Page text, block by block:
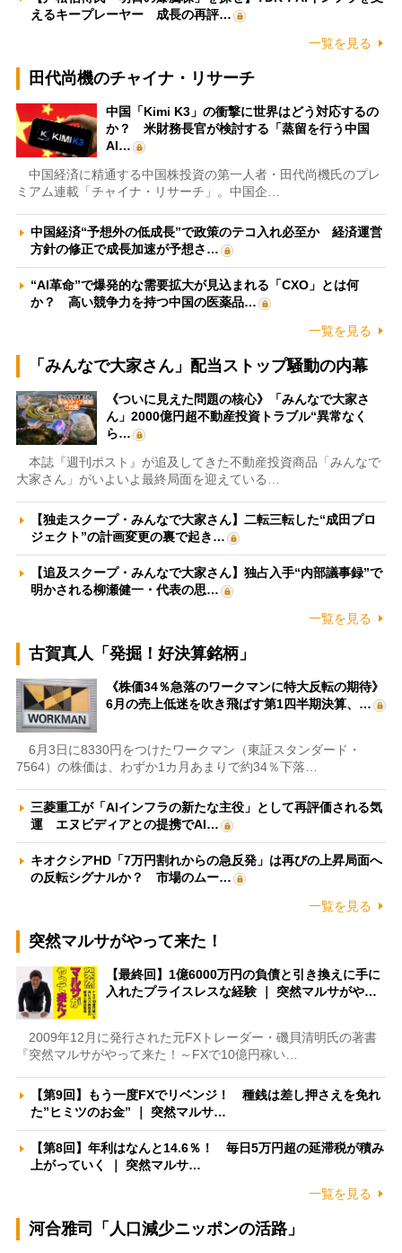
えるキープレーヤー 成長の再評…
一覧を見る
田代尚機のチャイナ・リサーチ
中国「Kimi K3」の衝撃に世界はどう対応するの
か？ 米財務長官が検討する「蒸留を行う中国
AI…
中国経済に精通する中国株投資の第一人者・田代尚機氏のプレ
ミアム連載「チャイナ・リサーチ」。中国企…
中国経済“予想外の低成長”で政策のテコ入れ必至か 経済運営
方針の修正で成長加速が予想さ…
“AI革命”で爆発的な需要拡大が見込まれる「CXO」とは何
か？ 高い競争力を持つ中国の医薬品…
一覧を見る
「みんなで大家さん」配当ストップ騒動の内幕
《ついに見えた問題の核心》「みんなで大家さ
ん」2000億円超不動産投資トラブル“異常なく
ら…
本誌『週刊ポスト』が追及してきた不動産投資商品「みんなで
大家さん」がいよいよ最終局面を迎えている…
【独走スクープ・みんなで大家さん】二転三転した“成田プロ
ジェクト”の計画変更の裏で起き…
【追及スクープ・みんなで大家さん】独占入手“内部議事録”で
明かされる柳瀬健一・代表の思…
一覧を見る
古賀真人「発掘！好決算銘柄」
《株価34％急落のワークマンに特大反転の期待》
6月の売上低迷を吹き飛ばす第1四半期決算、…
6月3日に8330円をつけたワークマン（東証スタンダード・
7564）の株価は、わずか1カ月あまりで約34％下落…
三菱重工が「AIインフラの新たな主役」として再評価される気
運 エヌビディアとの提携でAI…
キオクシアHD「7万円割れからの急反発」は再びの上昇局面へ
の反転シグナルか？ 市場のムー…
一覧を見る
突然マルサがやって来た！
【最終回】1億6000万円の負債と引き換えに手に
入れたプライスレスな経験 ｜ 突然マルサがや…
2009年12月に発行された元FXトレーダー・磯貝清明氏の著書
『突然マルサがやって来た！～FXで10億円稼い…
【第9回】もう一度FXでリベンジ！ 種銭は差し押さえを免れ
た”ヒミツのお金” ｜ 突然マルサ…
【第8回】年利はなんと14.6％！ 毎日5万円超の延滞税が積み
上がっていく ｜ 突然マルサ…
一覧を見る
河合雅司「人口減少ニッポンの活路」